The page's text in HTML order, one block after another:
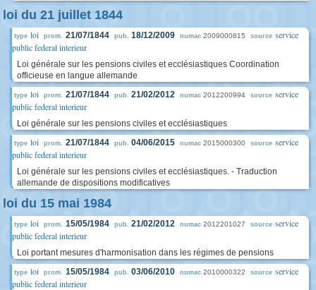
loi du 21 juillet 1844
type loi prom. 21/07/1844 pub. 18/12/2009 numac 2009000815 source service
public federal interieur
Loi générale sur les pensions civiles et ecclésiastiques Coordination
officieuse en langue allemande
type loi prom. 21/07/1844 pub. 21/02/2012 numac 2012200994 source service
public federal interieur
Loi générale sur les pensions civiles et ecclésiastiques
type loi prom. 21/07/1844 pub. 04/06/2015 numac 2015000300 source service
public federal interieur
Loi générale sur les pensions civiles et ecclésiastiques. - Traduction
allemande de dispositions modificatives
loi du 15 mai 1984
type loi prom. 15/05/1984 pub. 21/02/2012 numac 2012201027 source service
public federal interieur
Loi portant mesures d'harmonisation dans les régimes de pensions
type loi prom. 15/05/1984 pub. 03/06/2010 numac 2010000322 source service
public federal interieur